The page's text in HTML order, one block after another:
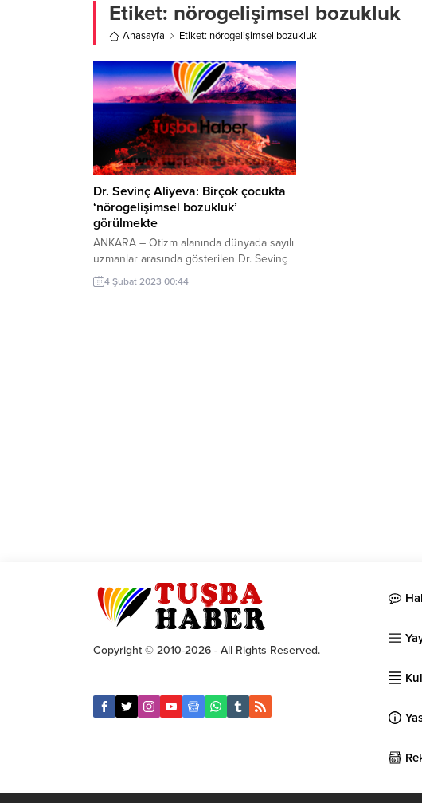
Etiket: nörogelişimsel bozukluk
Anasayfa Etiket: nörogelişimsel bozukluk
Dr. Sevinç Aliyeva: Birçok çocukta
‘nörogelişimsel bozukluk’
görülmekte
ANKARA – Otizm alanında dünyada sayılı
uzmanlar arasında gösterilen Dr. Sevinç
Aliyeva, hastalığın temelinde genetiği
değiştirilmiş gıdalar ve beslenme
4 Şubat 2023 00:44
Copyright © 2010-2026 - All Rights Reserved.